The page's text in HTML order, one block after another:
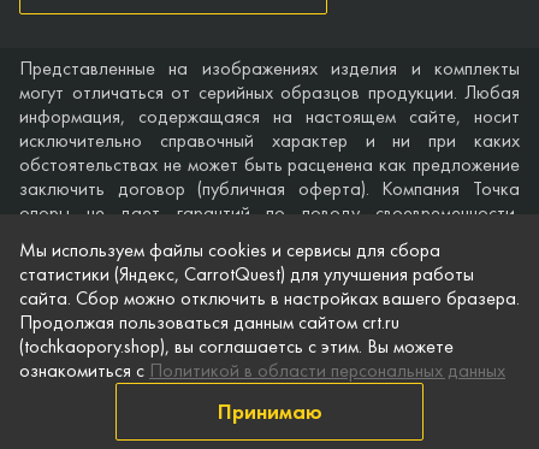
Представленные на изображениях изделия и комплекты
могут отличаться от серийных образцов продукции. Любая
информация, содержащаяся на настоящем сайте, носит
исключительно справочный характер и ни при каких
обстоятельствах не может быть расценена как предложение
заключить договор (публичная оферта). Компания Точка
опоры не дает гарантий по поводу своевременности,
точности и полноты информации на веб-сайте, а также по
поводу беспрепятственного доступа к нему в любое время.
Технические характеристики и комплектация изделий,
указанные на сайте, приведены для примера и могут быть
изменены в любое время без предварительного уведомления.
© Точка опоры, 2021–2026
Защита персональной информации
Публичная оферта
Мы используем файлы cookies и сервисы для сбора
статистики (Яндекс, CarrotQuest) для улучшения работы
сайта. Сбор можно отключить в настройках вашего бразера.
Продолжая пользоваться данным сайтом crt.ru
(tochkaopory.shop), вы соглашаетсь с этим. Вы можете
ознакомиться с Политикой в области персональных данных
Принимаю